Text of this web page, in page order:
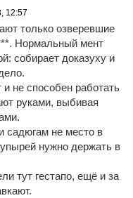
12:57
только озверевшие
Нормальный мент
собирает доказуху и
и не способен работать
руками, выбивая
садюгам не место в
нужно держать в
тут гестапо, ещё и за